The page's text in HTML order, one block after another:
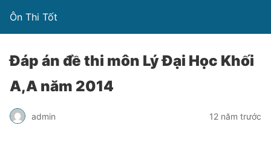
Ôn Thi Tốt
Đáp án đề thi môn Lý Đại Học Khối
A,A năm 2014
admin 12 năm trước